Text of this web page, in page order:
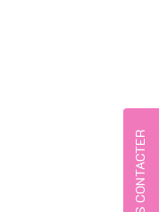
NOUS CONTACTER